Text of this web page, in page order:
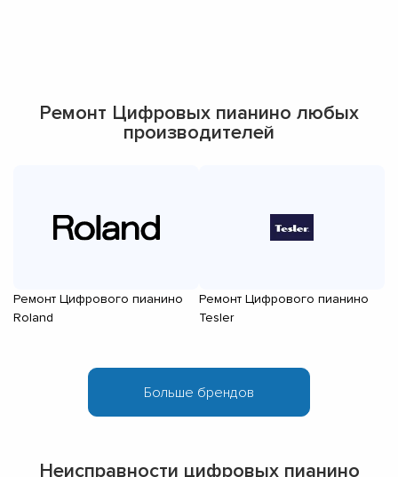
Ремонт Цифровых пианино любых
производителей
Ремонт Цифрового пианино
Roland
Ремонт Цифрового пианино
Tesler
Неисправности цифровых пианино